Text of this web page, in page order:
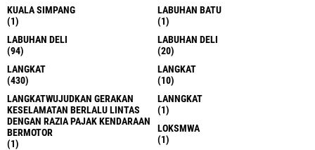
KUALA SIMPANG
(1)
LABUHAN BATU
(1)
LABUHAN DELI
(94)
LABUHAN DELI
(20)
LANGKAT
(430)
LANGKAT
(10)
LANGKATWUJUDKAN GERAKAN
KESELAMATAN BERLALU LINTAS
DENGAN RAZIA PAJAK KENDARAAN
BERMOTOR
(1)
LANNGKAT
(1)
LOKSMWA
(1)